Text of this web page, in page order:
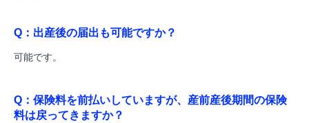
Q：出産後の届出も可能ですか？
可能です。
Q：保険料を前払いしていますが、産前産後期間の保険
料は戻ってきますか？